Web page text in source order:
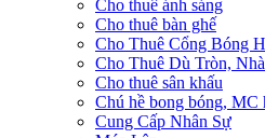
Cho thuê ánh sáng
Cho thuê bàn ghế
Cho Thuê Cổng Bóng
Cho Thuê Dù Tròn,
Cho thuê sân khấu
Chú hề bong bóng, MC
Cung Cấp Nhân Sự